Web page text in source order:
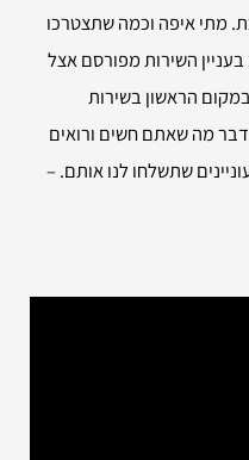
מתי איפה וכמה שתצטרכו
השירות מפורסם אצל
הראשון בשירות
מה שאתם חשים ורואים
שתשלחו לנו אותם. –